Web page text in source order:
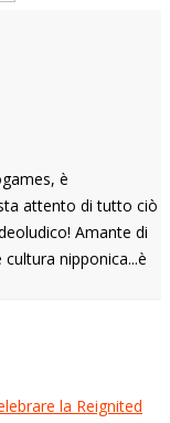
è
attento di tutto ciò
Amante di
nipponica...è